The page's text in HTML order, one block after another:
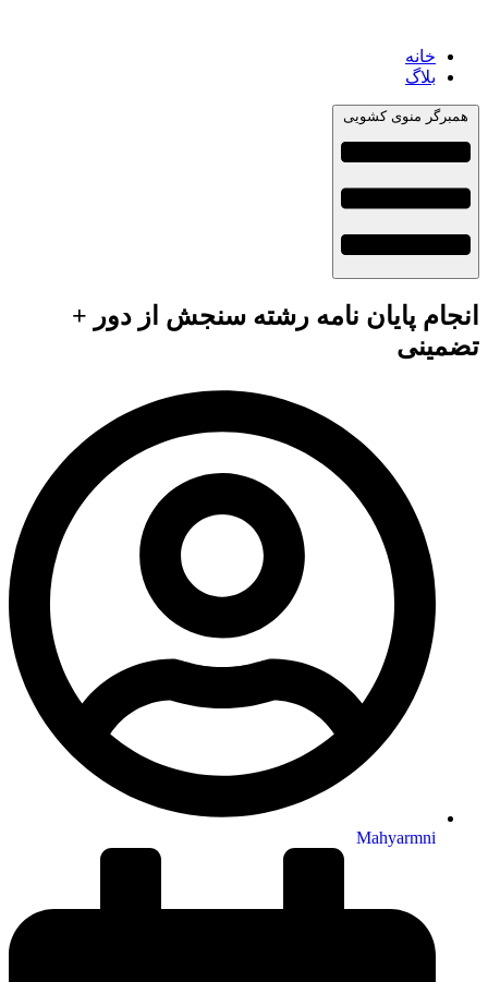
خانه
بلاگ
همبرگر منوی کشویی
انجام پایان نامه رشته سنجش از دور +
تضمینی
Mahyarmni